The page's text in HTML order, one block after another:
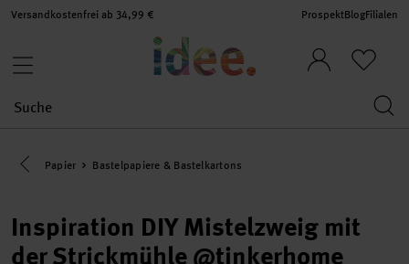
Versandkostenfrei ab 34,99 € ProspektBlogFilialen
Eine Kategorie zurück navigieren
Papier Bastelpapiere & Bastelkartons
Inspiration DIY Mistelzweig mit
der Strickmühle @tinkerhome